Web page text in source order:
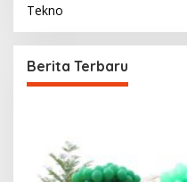
Tekno
Berita Terbaru